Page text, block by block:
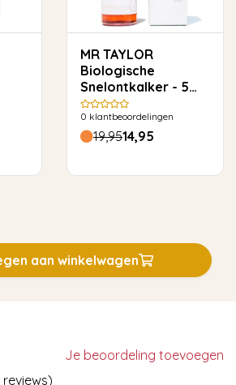
MR TAYLOR
Biologische
Snelontkalker - 5
keer ontkalken
0 klantbeoordelingen
19,9514,95
aan winkelwagen
Je beoordeling toevoegen
reviews)